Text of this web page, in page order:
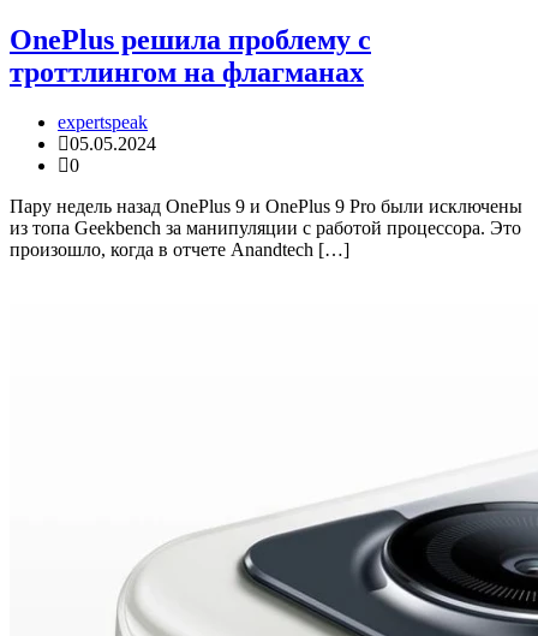
OnePlus решила проблему с
троттлингом на флагманах
expertspeak
05.05.2024
0
Пару недель назад OnePlus 9 и OnePlus 9 Pro были исключены
из топа Geekbench за манипуляции с работой процессора. Это
произошло, когда в отчете Anandtech […]